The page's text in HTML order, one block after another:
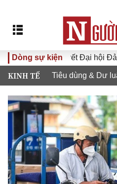
Dòng sự kiện
Đưa Nghị quyết Đại hội Đảng
KINH TẾ Tiêu dùng & Dư